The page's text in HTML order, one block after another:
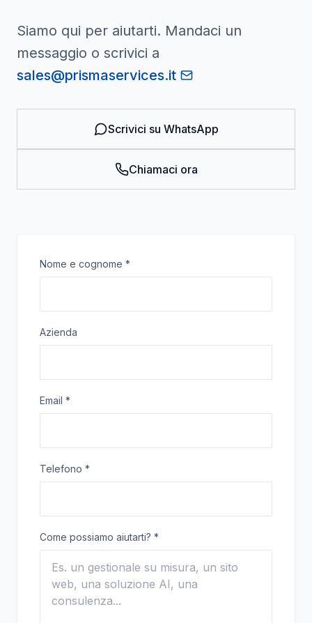
Siamo qui per aiutarti. Mandaci un
messaggio o scrivici a
sales@prismaservices.it
Scrivici su WhatsApp
Chiamaci ora
Nome e cognome *
Azienda
Email *
Telefono *
Come possiamo aiutarti? *